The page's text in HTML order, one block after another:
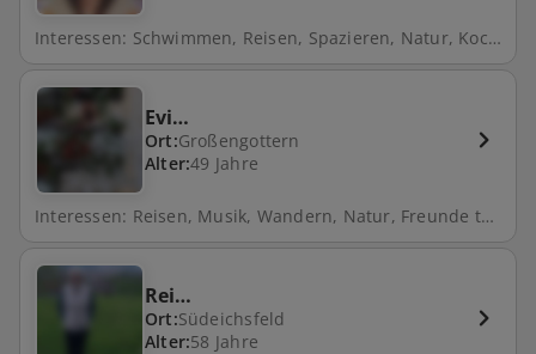
Interessen: Schwimmen, Reisen, Spazieren, Natur, Kochen, Freunde treffen, Hund, Fahrrad fahren
Evi…
Ort:Großengottern
Alter:49 Jahre
Interessen: Reisen, Musik, Wandern, Natur, Freunde treffen, Tanzen, Skifahren
Rei…
Ort:Südeichsfeld
Alter:58 Jahre